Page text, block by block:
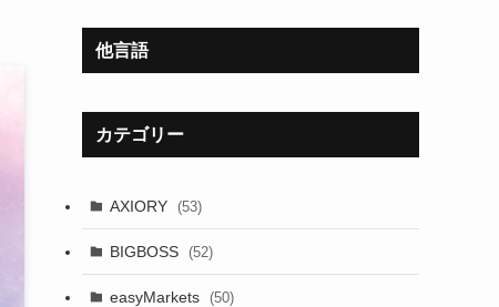
他言語
カテゴリー
AXIORY (53)
BIGBOSS (52)
easyMarkets (50)